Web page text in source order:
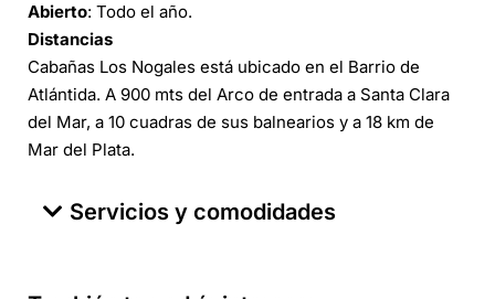
Abierto: Todo el año.
Distancias
Cabañas Los Nogales está ubicado en el Barrio de
Atlántida. A 900 mts del Arco de entrada a Santa Clara
del Mar, a 10 cuadras de sus balnearios y a 18 km de
Mar del Plata.
Servicios y comodidades